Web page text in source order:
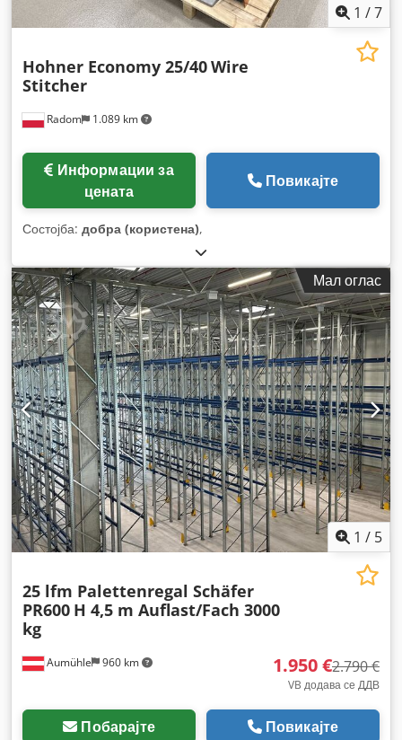
1 /7
Radom 1.089 km
Hohner Economy 25/40Wire
Stitcher
цената
Повикајте
Состојба: добра (користена),
Мал оглас
1 / 5
Aumühle 960 km
25 lfm Palettenregal Schäfer
PR600 H 4,5 m Auflast/Fach 3000
kg
1.950 €2.790 €
VB додава се ДДВ
Побарајте Повикајте